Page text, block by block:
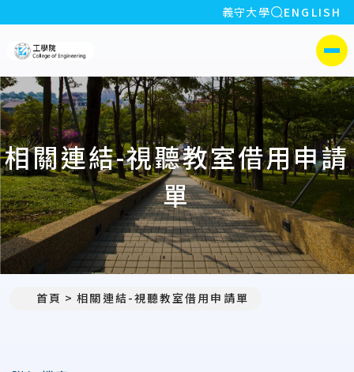
:::
義守大學 全站搜索
ENGLISH
側選單
相關連結-視聽教室借用申請
單
首頁 相關連結-視聽教室借用申請單